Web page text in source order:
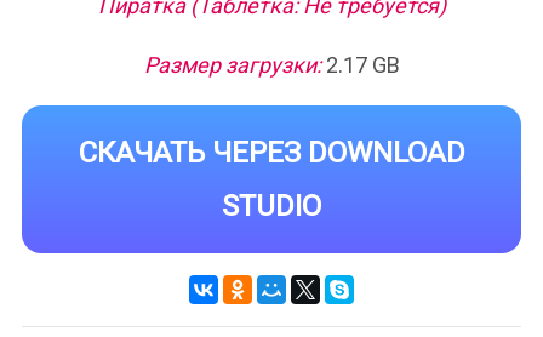
Пиратка (Таблетка: Не требуется)
Размер загрузки:2.17 GB
СКАЧАТЬ ЧЕРЕЗ DOWNLOAD
STUDIO